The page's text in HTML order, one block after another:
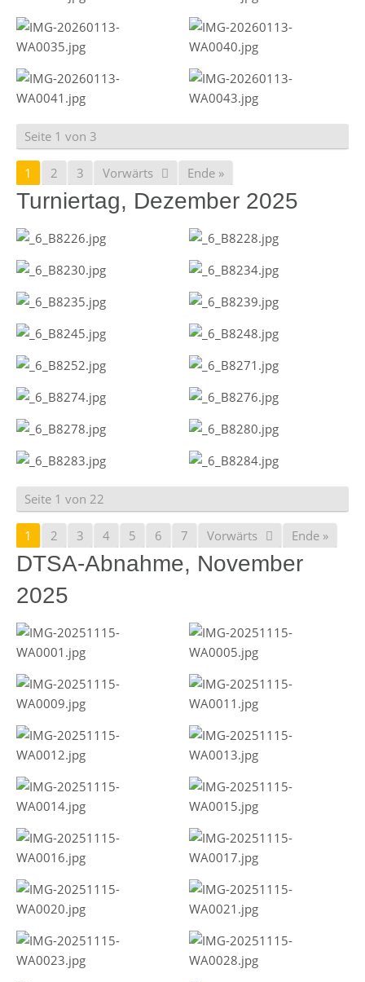
Seite 1 von 3
1 2 3 Vorwärts Ende »
Turniertag, Dezember 2025
Seite 1 von 22
1 2 3 4 5 6 7 Vorwärts Ende »
DTSA-Abnahme, November
2025